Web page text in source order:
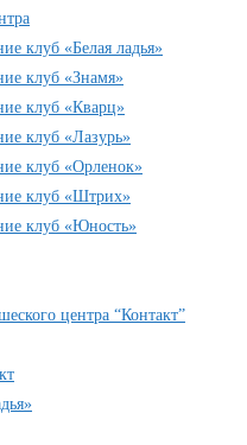
клуб «Белая ладья»
клуб «Знамя»
клуб «Кварц»
клуб «Лазурь»
клуб «Орленок»
клуб «Штрих»
клуб «Юность»
центра “Контакт”